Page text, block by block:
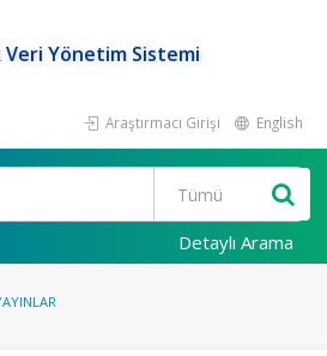
Veri Yönetim Sistemi
Araştırmacı Girişi English
Detaylı Arama